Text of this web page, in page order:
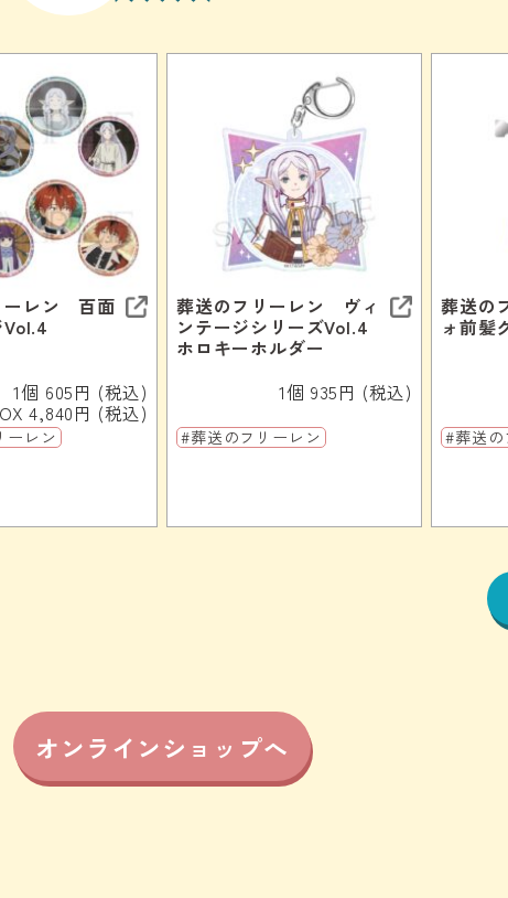
ーレン 百面
1個 605円 (税込)
4,840円 (税込)
ーレン
葬送のフリーレン ヴィ
ンテージシリーズVol.4
ホロキーホルダー
1個 935円 (税込)
#葬送のフリーレン
葬送の
ォ前髪
#葬送の
オンラインショップへ